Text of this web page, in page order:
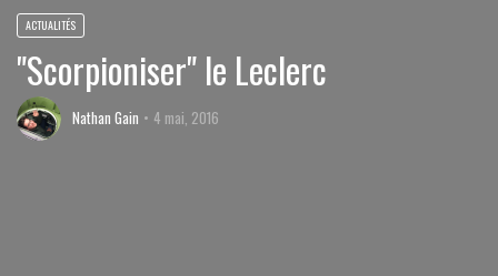
ACTUALITÉS
"Scorpioniser" le Leclerc
Nathan Gain 4 mai, 2016